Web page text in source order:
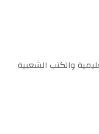
والكتب الشعبية